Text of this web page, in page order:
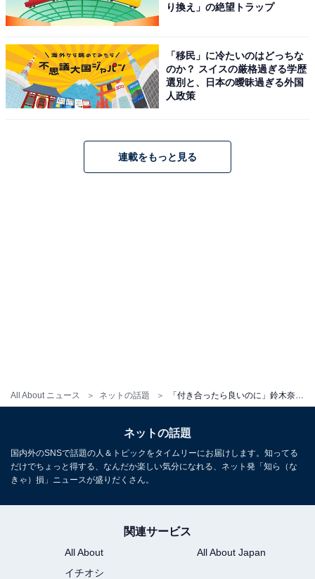
All About ニュース ネットの話題
り換え」の絶望トラップ
「移民」に冷たいのはどっちな
のか？ スイスの厳格過ぎる学歴
選別と、日本の曖昧過ぎる外国
人政策
連載をもっと見る
ネットの話題
国内外のSNSで話題の人＆トピックをタイムリーにお届けします。知ってる
だけでちょっと得する、なんだか楽しい気分になれる、ネット発「知ら（な
きゃ）損」ニュースが盛りだくさん。
関連サービス
All About
All About Japan
イチオシ